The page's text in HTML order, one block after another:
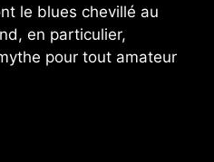
le blues chevillé au
en particulier,
pour tout amateur